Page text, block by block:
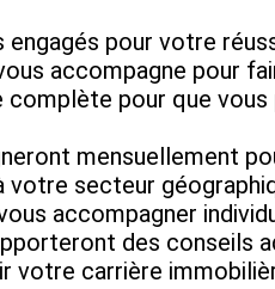
engagés pour votre
accompagne pour
pour que
mensuellement
secteur
accompagner
des conseils
votre carrière